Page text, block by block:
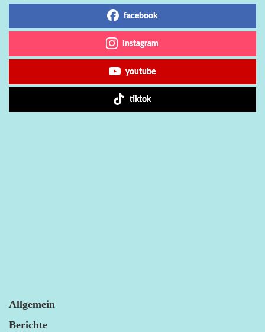
facebook
instagram
youtube
tiktok
Allgemein
Berichte